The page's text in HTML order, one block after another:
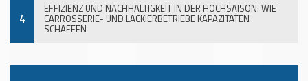
4
EFFIZIENZ UND NACHHALTIGKEIT IN DER HOCHSAISON: WIE
CARROSSERIE- UND LACKIERBETRIEBE KAPAZITÄTEN
SCHAFFEN